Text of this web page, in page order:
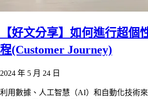
【好文分享】如何進行超個
程(Customer Journey)
2024 年 5 月 24 日
利用數據、人工智慧（AI）和自動化技術